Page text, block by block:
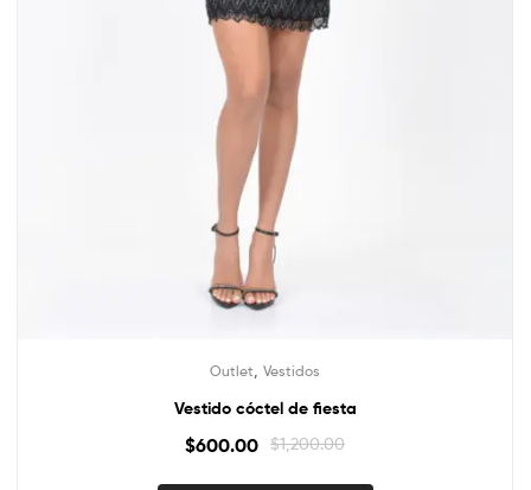
Outlet Vestidos
Vestido cóctel de fiesta
$1,200.00
$600.00